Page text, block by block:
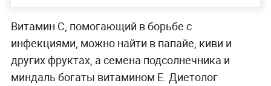
Витамин С, помогающий в борьбе с
инфекциями, можно найти в папайе, киви и
других фруктах, а семена подсолнечника и
миндаль богаты витамином Е. Диетолог